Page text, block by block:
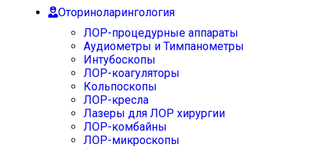
Оториноларингология
ЛОР-процедурные аппараты
Аудиометры и Тимпанометры
Интубоскопы
ЛОР-коагуляторы
Кольпоскопы
ЛОР-кресла
Лазеры для ЛОР хирургии
ЛОР-комбайны
ЛОР-микроскопы